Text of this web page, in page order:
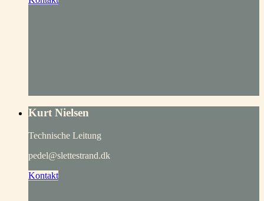
Kurt Nielsen
Technische Leitung
pedel@slettestrand.dk
Kontakt